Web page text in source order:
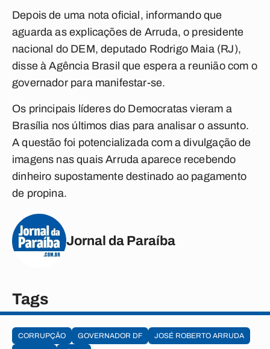
Depois de uma nota oficial, informando que
aguarda as explicações de Arruda, o presidente
nacional do DEM, deputado Rodrigo Maia (RJ),
disse à Agência Brasil que espera a reunião com o
governador para manifestar-se.
Os principais líderes do Democratas vieram a
Brasília nos últimos dias para analisar o assunto.
A questão foi potencializada com a divulgação de
imagens nas quais Arruda aparece recebendo
dinheiro supostamente destinado ao pagamento
de propina.
Jornal da Paraíba
Tags
CORRUPÇÃO GOVERNADOR DF
JOSÉ ROBERTO ARRUDA